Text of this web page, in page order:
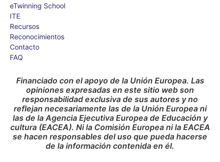
eTwinning School
ITE
Recursos
Reconocimientos
Contacto
FAQ
Financiado con el apoyo de la Unión Europea. Las
opiniones expresadas en este sitio web son
responsabilidad exclusiva de sus autores y no
reflejan necesariamente las de la Unión Europea ni
las de la Agencia Ejecutiva Europea de Educación y
cultura (EACEA). Ni la Comisión Europea ni la EACEA
se hacen responsables del uso que pueda hacerse
de la información contenida en él.